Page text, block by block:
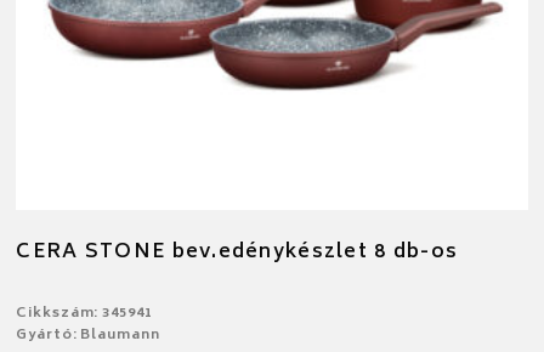
CERA STONE bev.edénykészlet 8 db-os
Cikkszám: 345941
Gyártó: Blaumann